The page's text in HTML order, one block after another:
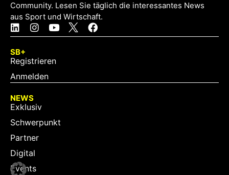
Community. Lesen Sie täglich die interessantes News
aus Sport und Wirtschaft.
SB+
Registrieren
Anmelden
NEWS
Exklusiv
Schwerpunkt
Partner
Digital
Events